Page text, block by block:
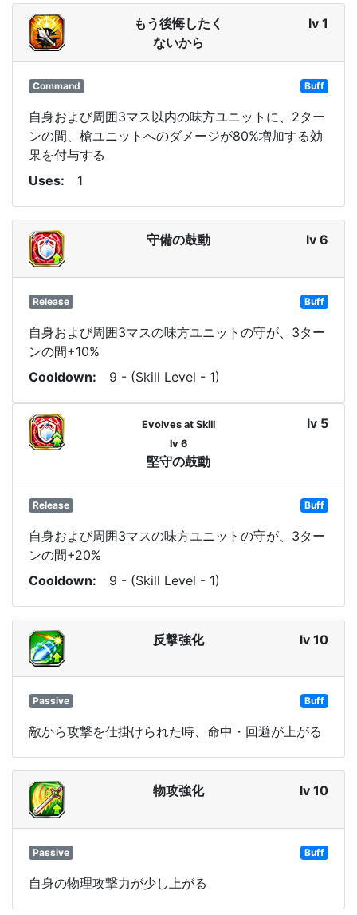
もう後悔したく
ないから
lv 1
Command Buff
自身および周囲3マス以内の味方ユニットに、2ター
ンの間、槍ユニットへのダメージが80%増加する効
果を付与する
Uses
1
守備の鼓動 lv 6
Release Buff
自身および周囲3マスの味方ユニットの守が、3ター
ンの間+10%
Cooldown
9 - (Skill Level - 1)
Evolves at Skill
lv 6
堅守の鼓動
lv 5
Release Buff
自身および周囲3マスの味方ユニットの守が、3ター
ンの間+20%
Cooldown
9 - (Skill Level - 1)
反撃強化 lv 10
Passive Buff
敵から攻撃を仕掛けられた時、命中・回避が上がる
物攻強化 lv 10
Passive Buff
自身の物理攻撃力が少し上がる